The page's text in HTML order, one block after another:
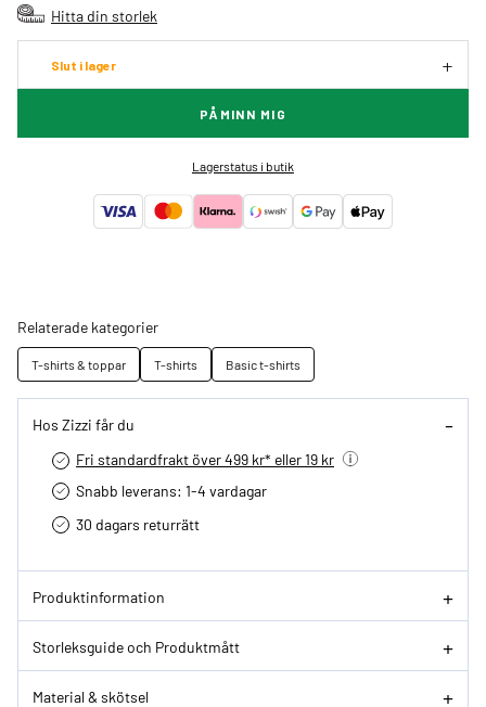
Hitta din storlek
Slut i lager
PÅMINN MIG
Lagerstatus i butik
Relaterade kategorier
T-shirts & toppar T-shirts Basic t-shirts
Hos Zizzi får du
Fri standardfrakt över 499 kr* eller 19 kr
Snabb leverans: 1-4 vardagar
30 dagars returrätt­
Produktinformation
Storleksguide och Produktmått
Material & skötsel